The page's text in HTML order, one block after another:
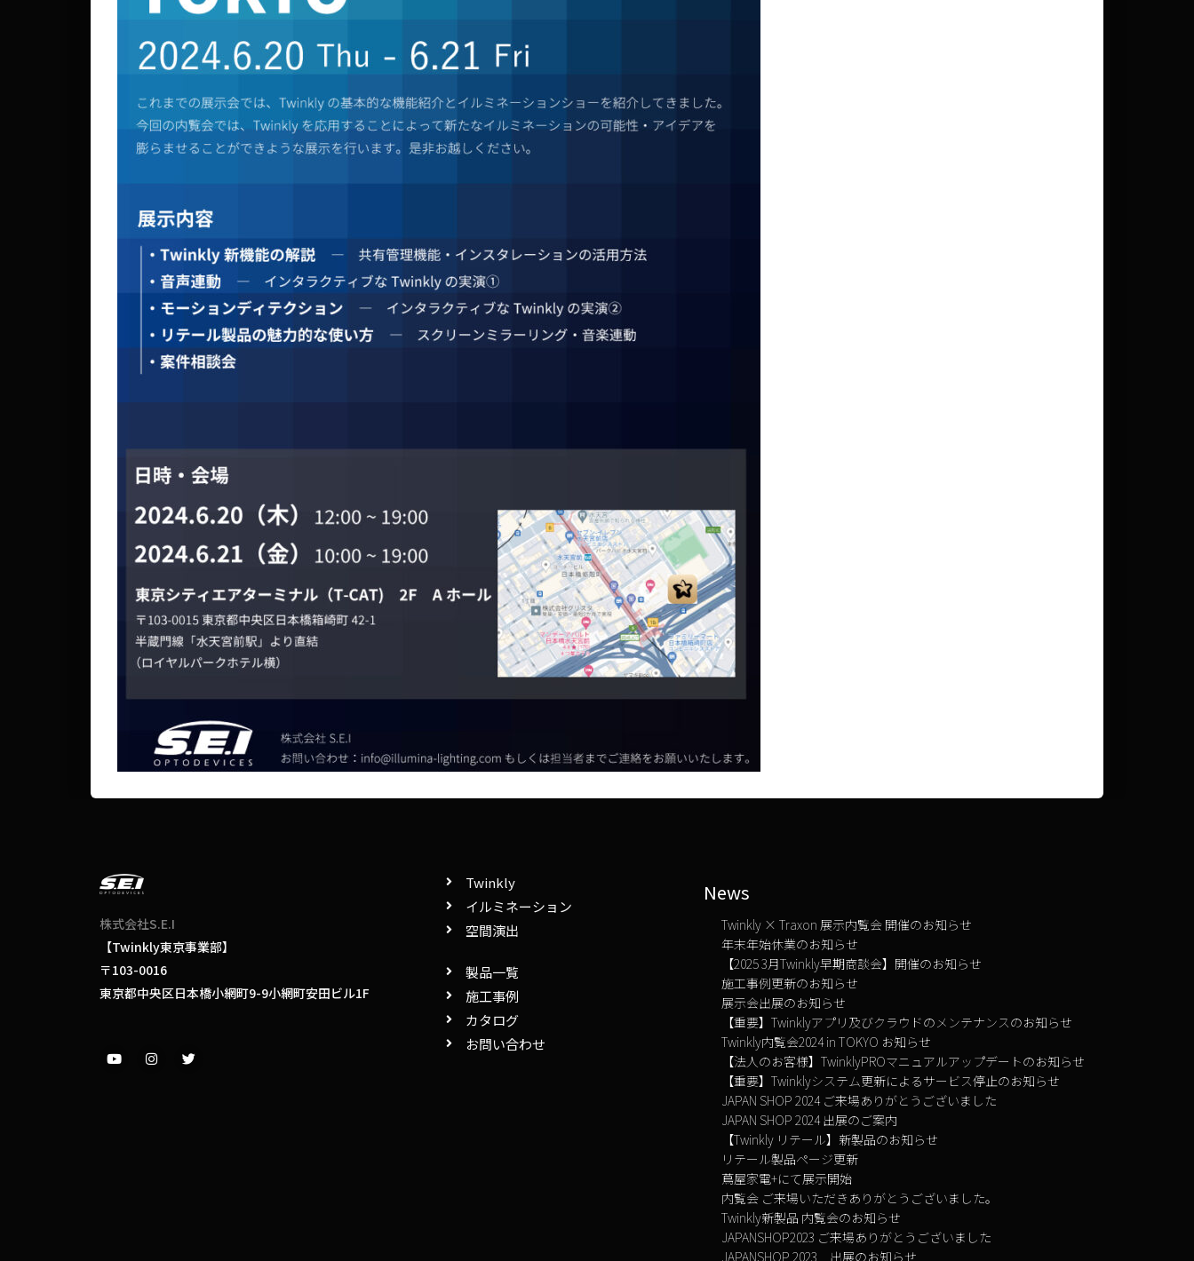
株式会社S.E.I
【Twinkly東京事業部】
〒103-0016
東京都中央区日本橋小網町9-9小網町安田ビル1F
Twinkly
イルミネーション
空間演出
製品一覧
施工事例
カタログ
お問い合わせ
News
Twinkly × Traxon 展示内覧会 開催のお知らせ
年末年始休業のお知らせ
【2025 3月Twinkly早期商談会】開催のお知らせ
施工事例更新のお知らせ
展示会出展のお知らせ
【重要】Twinklyアプリ及びクラウドのメンテナンスのお知らせ
Twinkly内覧会2024 in TOKYO お知らせ
【法人のお客様】TwinklyPROマニュアルアップデートのお知らせ
【重要】Twinklyシステム更新によるサービス停止のお知らせ
JAPAN SHOP 2024 ご来場ありがとうございました
JAPAN SHOP 2024 出展のご案内
【Twinkly リテール】新製品のお知らせ
リテール製品ページ更新
蔦屋家電+にて展示開始
内覧会 ご来場いただきありがとうございました。
Twinkly新製品 内覧会のお知らせ
JAPANSHOP2023 ご来場ありがとうございました
JAPANSHOP 2023 出展のお知らせ